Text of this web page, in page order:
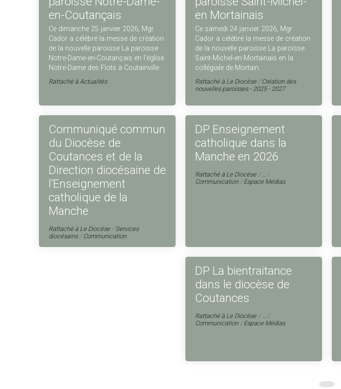
en-Coutançais
Ce dimanche 25 janvier 2026, Mgr
Cador a célébré la messe de création
de la nouvelle paroisse La paroisse
Notre-Dame-en-Coutançais en l'église
Notre-Dame des Flots à Coutainville.
Rattaché à Actualités
en Mortainais
Ce samedi 24 janvier 2026, Mgr
Cador a célébré la messe de création
de la nouvelle paroisse La paroisse
Saint-Michel-en-Mortainais en la
collégiale de Mortain.
Rattaché à Le Diocèse /Création des
nouvelles paroisses - 2025 - 2027
Communiqué commun
du Diocèse de
Coutances et de la
Direction diocésaine de
l’Enseignement
catholique de la
Manche
Rattaché à Le Diocèse /Services
diocésains /Communication
DP Enseignement
catholique dans la
Manche en 2026
Rattaché à Le Diocèse /… /
Communication /Espace Médias
DP La bientraitance
dans le diocèse de
Coutances
Rattaché à Le Diocèse /… /
Communication /Espace Médias